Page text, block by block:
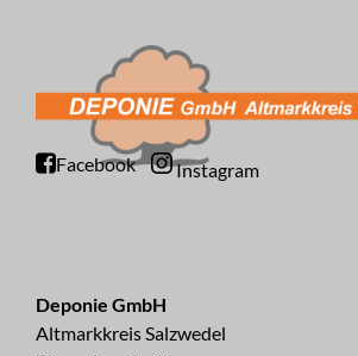
Facebook Instagram
Deponie GmbH
Altmarkkreis Salzwedel